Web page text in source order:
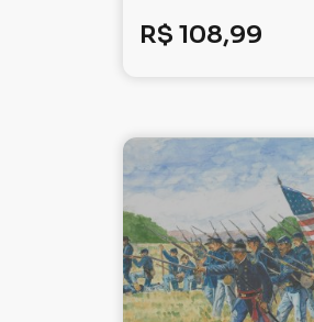
R$ 108,99